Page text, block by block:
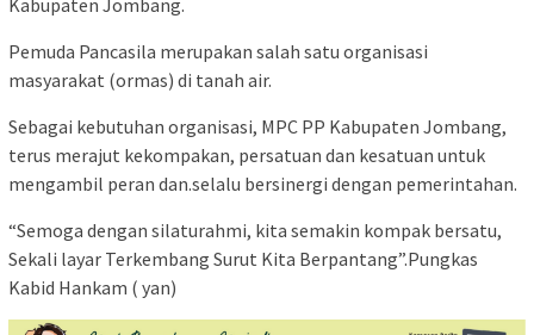
Pemuda Pancasila merupakan salah satu organisasi
masyarakat (ormas) di tanah air.
Sebagai kebutuhan organisasi, MPC PP Kabupaten Jombang,
terus merajut kekompakan, persatuan dan kesatuan untuk
mengambil peran dan.selalu bersinergi dengan pemerintahan.
“Semoga dengan silaturahmi, kita semakin kompak bersatu,
Sekali layar Terkembang Surut Kita Berpantang”.Pungkas
Kabid Hankam ( yan)